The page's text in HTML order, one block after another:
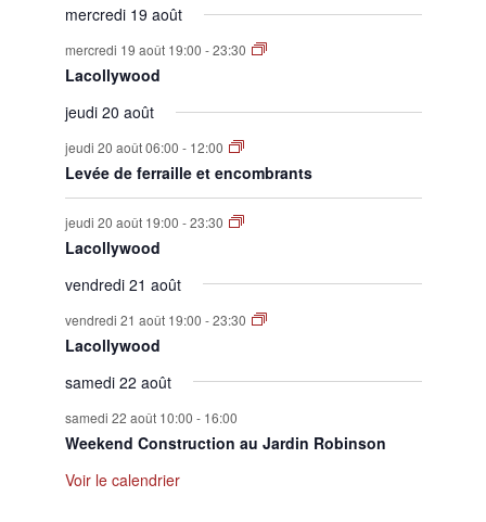
mercredi 19 août
mercredi 19 août 19:00 -23:30
Lacollywood
jeudi 20 août
jeudi 20 août 06:00 - 12:00
Levée de ferraille et encombrants
jeudi 20 août 19:00 -23:30
Lacollywood
vendredi 21 août
vendredi 21 août 19:00 -23:30
Lacollywood
samedi 22 août
samedi 22 août 10:00 - 16:00
Weekend Construction au Jardin Robinson
Voir le calendrier